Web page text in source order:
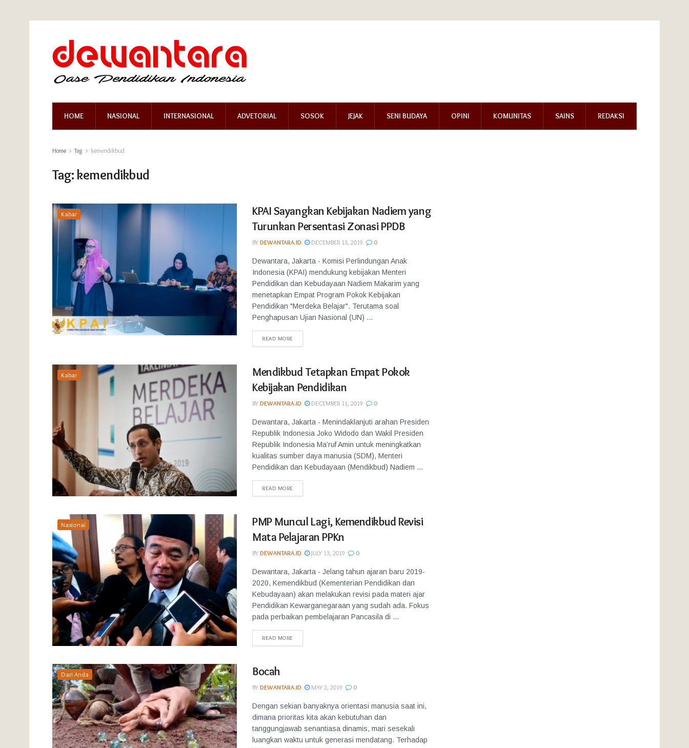
HOME NASIONAL INTERNASIONAL ADVETORIAL SOSOK JEJAK SENI BUDAYA OPINI KOMUNITAS SAINS REDAKSI
Home Tag kemendikbud
Tag:kemendikbud
Kabar
KPAI Sayangkan Kebijakan Nadiem yang
Turunkan Persentasi Zonasi PPDB
BY DEWANTARA.ID DECEMBER 13, 2019 0
Dewantara, Jakarta - Komisi Perlindungan Anak
Indonesia (KPAI) mendukung kebijakan Menteri
Pendidikan dan Kebudayaan Nadiem Makarim yang
menetapkan Empat Program Pokok Kebijakan
Pendidikan "Merdeka Belajar". Terutama soal
Penghapusan Ujian Nasional (UN) ...
READ MORE
Kabar
Mendikbud Tetapkan Empat Pokok
Kebijakan Pendidikan
BY DEWANTARA.ID DECEMBER 11, 2019 0
Dewantara, Jakarta - Menindaklanjuti arahan Presiden
Republik Indonesia Joko Widodo dan Wakil Presiden
Republik Indonesia Ma’ruf Amin untuk meningkatkan
kualitas sumber daya manusia (SDM), Menteri
Pendidikan dan Kebudayaan (Mendikbud) Nadiem ...
READ MORE
Nasional
PMP Muncul Lagi, Kemendikbud Revisi
Mata Pelajaran PPKn
BY DEWANTARA.ID JULY 13, 2019 0
Dewantara, Jakarta - Jelang tahun ajaran baru 2019-
2020, Kemendikbud (Kementerian Pendidikan dan
Kebudayaan) akan melakukan revisi pada materi ajar
Pendidikan Kewarganegaraan yang sudah ada. Fokus
pada perbaikan pembelajaran Pancasila di ...
READ MORE
Dari Anda Bocah
BY DEWANTARA.ID MAY 2, 2019 0
Dengan sekian banyaknya orientasi manusia saat ini,
dimana prioritas kita akan kebutuhan dan
tanggungjawab senantiasa dinamis, mari sesekali
luangkan waktu untuk generasi mendatang. Terhadap